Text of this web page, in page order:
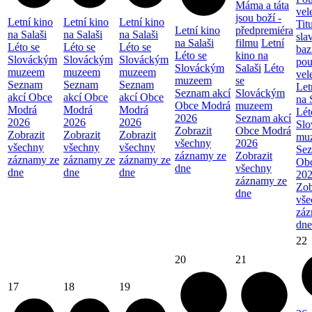
Letní kino
na Salaši
Léto se
Slováckým
muzeem
Seznam
akcí Obce
Modrá
2026
Zobrazit
všechny
záznamy ze
dne
Letní kino
na Salaši
Léto se
Slováckým
muzeem
Seznam
akcí Obce
Modrá
2026
Zobrazit
všechny
záznamy ze
dne
Letní kino
na Salaši
Léto se
Slováckým
muzeem
Seznam
akcí Obce
Modrá
2026
Zobrazit
všechny
záznamy ze
dne
Letní kino
na Salaši
Léto se
Slováckým
muzeem
Seznam akcí
Obce Modrá
2026
Zobrazit
všechny
záznamy ze
dne
Máma a táta
jsou boží -
předpremiéra
filmu Letní
kino na
Salaši Léto
se
Slováckým
muzeem
Seznam akcí
Obce Modrá
2026
Zobrazit
všechny
záznamy ze
dne
na
dne
17 18 19
20 21
22